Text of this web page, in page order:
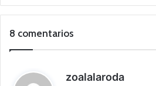
8 comentarios
zoalalaroda